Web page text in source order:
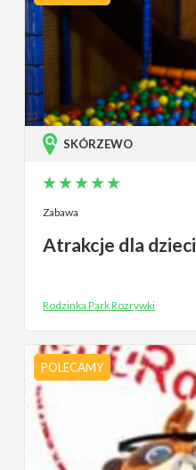
SKÓRZEWO
Zabawa
Atrakcje dla dzieci
Rodzinka Park Rozrywki
POLECAMY